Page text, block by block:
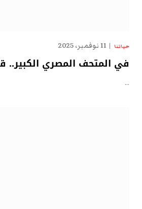
حياتنا 11 نوفمبر، 2025
في المتحف المصري الكبير..
…